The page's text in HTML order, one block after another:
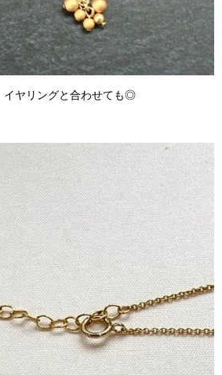
イヤリングと合わせても◎